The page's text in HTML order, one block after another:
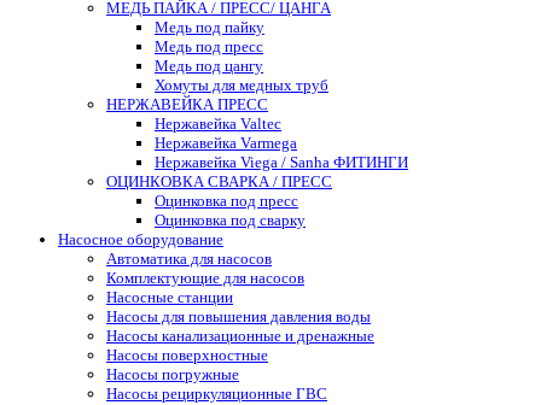
МЕДЬ ПАЙКА / ПРЕСС/ ЦАНГА
Медь под пайку
Медь под пресс
Медь под цангу
Хомуты для медных труб
НЕРЖАВЕЙКА ПРЕСС
Нержавейка Valtec
Нержавейка Varmega
Нержавейка Viega / Sanha ФИТИНГИ
ОЦИНКОВКА СВАРКА / ПРЕСС
Оцинковка под пресс
Оцинковка под сварку
Насосное оборудование
Автоматика для насосов
Комплектующие для насосов
Насосные станции
Насосы для повышения давления воды
Насосы канализационные и дренажные
Насосы поверхностные
Насосы погружные
Насосы рециркуляционные ГВС